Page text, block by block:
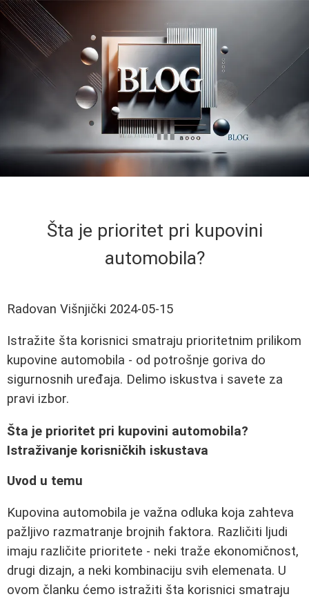
Šta je prioritet pri kupovini
automobila?
Radovan Višnjički 2024-05-15
Istražite šta korisnici smatraju prioritetnim prilikom
kupovine automobila - od potrošnje goriva do
sigurnosnih uređaja. Delimo iskustva i savete za
pravi izbor.
Šta je prioritet pri kupovini automobila?
Istraživanje korisničkih iskustava
Uvod u temu
Kupovina automobila je važna odluka koja zahteva
pažljivo razmatranje brojnih faktora. Različiti ljudi
imaju različite prioritete - neki traže ekonomičnost,
drugi dizajn, a neki kombinaciju svih elemenata. U
ovom članku ćemo istražiti šta korisnici smatraju